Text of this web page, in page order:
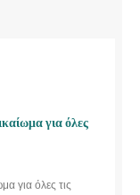
για όλες
για όλες τις